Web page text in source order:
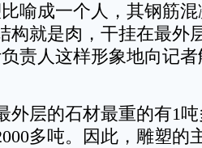
成一个人，其钢筋混
构就是肉，干挂在最外
责人这样形象地向记
层的石材最重的有1吨
多吨。因此，雕塑的